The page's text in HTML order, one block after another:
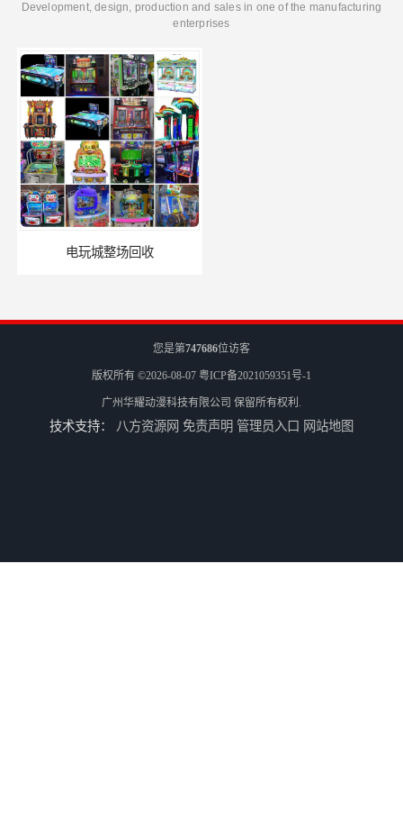
Development, design, production and sales in one of the manufacturing
enterprises
玩城整场回收
您是第747686位访客
版权所有 ©2026-08-07 粤ICP备2021059351号-1
广州华耀动漫科技有限公司 保留所有权利.
技术支持： 八方资源网 免责声明 管理员入口 网站地图